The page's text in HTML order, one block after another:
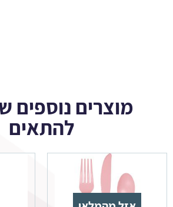
מוצרים נוספים
להתאים